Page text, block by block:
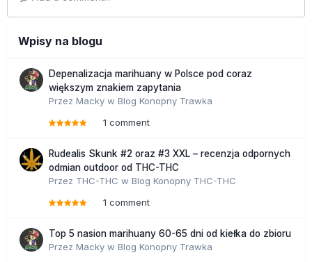
Wpisy na blogu
Depenalizacja marihuany w Polsce pod coraz
większym znakiem zapytania
Przez Macky w Blog Konopny Trawka
1 comment
Rudealis Skunk #2 oraz #3 XXL – recenzja odpornych
odmian outdoor od THC-THC
Przez THC-THC w Blog Konopny THC-THC
1 comment
Top 5 nasion marihuany 60-65 dni od kiełka do zbioru
Przez Macky w Blog Konopny Trawka